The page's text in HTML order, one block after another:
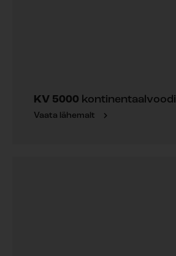
KV 5000 kontinentaalvoodi
Vaata lähemalt